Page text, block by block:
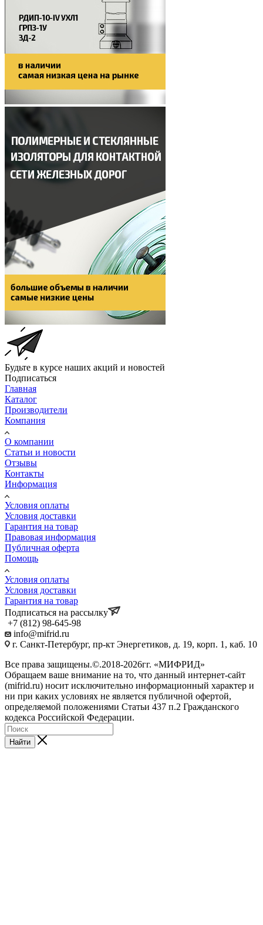
Будьте в курсе наших акций и новостей
Подписаться
Главная
Каталог
Производители
Компания
О компании
Статьи и новости
Отзывы
Контакты
Информация
Условия оплаты
Условия доставки
Гарантия на товар
Правовая информация
Публичная оферта
Помощь
Условия оплаты
Условия доставки
Гарантия на товар
Подписаться на рассылку
+7 (812) 98-645-98
info@mifrid.ru
г. Санкт-Петербург, пр-кт Энергетиков, д. 19, корп. 1, каб. 10
Все права защищены.©.2018-2026гг. «МИФРИД»
Обращаем ваше внимание на то, что данный интернет-сайт
(mifrid.ru) носит исключительно информационный характер и
ни при каких условиях не является публичной офертой,
определяемой положениями Статьи 437 п.2 Гражданского
кодекса Российской Федерации.
Найти